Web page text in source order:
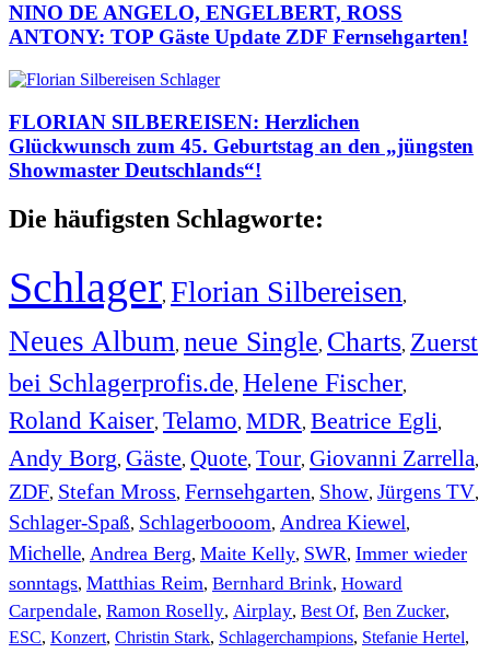
NINO DE ANGELO, ENGELBERT, ROSS
ANTONY: TOP Gäste Update ZDF Fernsehgarten!
FLORIAN SILBEREISEN: Herzlichen
Glückwunsch zum 45. Geburtstag an den „jüngsten
Showmaster Deutschlands“!
Die häufigsten Schlagworte:
Schlager, Florian Silbereisen,
Neues Album, neue Single, Charts, Zuerst
bei Schlagerprofis.de, Helene Fischer,
Roland Kaiser, Telamo, MDR, Beatrice Egli,
Andy Borg, Gäste, Quote, Tour, Giovanni Zarrella,
ZDF, Stefan Mross, Fernsehgarten, Show, Jürgens TV,
Schlager-Spaß, Schlagerbooom, Andrea Kiewel,
Michelle, Andrea Berg, Maite Kelly, SWR, Immer wieder
sonntags, Matthias Reim, Bernhard Brink, Howard
Carpendale, Ramon Roselly, Airplay, Best Of, Ben Zucker,
ESC, Konzert, Christin Stark, Schlagerchampions, Stefanie Hertel,